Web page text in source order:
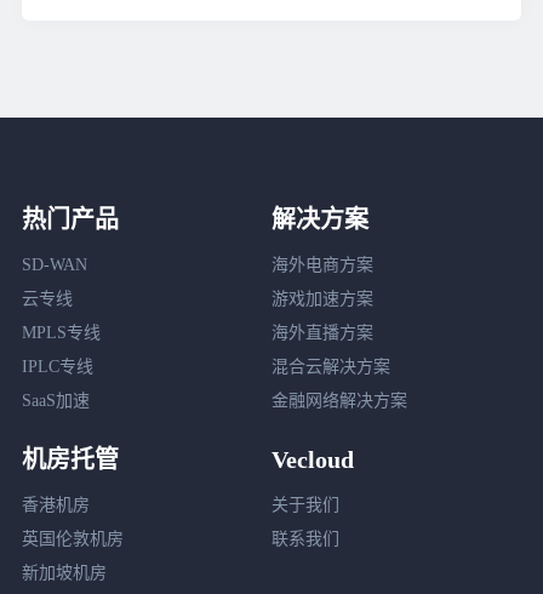
热门产品
SD-WAN
云专线
MPLS专线
IPLC专线
SaaS加速
解决方案
海外电商方案
游戏加速方案
海外直播方案
混合云解决方案
金融网络解决方案
机房托管
香港机房
英国伦敦机房
新加坡机房
Vecloud
关于我们
联系我们